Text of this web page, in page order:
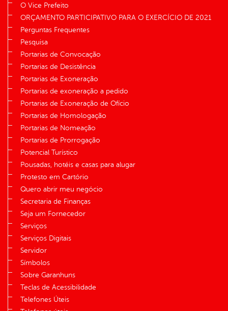
O Vice Prefeito
ORÇAMENTO PARTICIPATIVO PARA O EXERCÍCIO DE 2021
Perguntas Frequentes
Pesquisa
Portarias de Convocação
Portarias de Desistência
Portarias de Exoneração
Portarias de exoneração a pedido
Portarias de Exoneração de Ofício
Portarias de Homologação
Portarias de Nomeação
Portarias de Prorrogação
Potencial Turístico
Pousadas, hotéis e casas para alugar
Protesto em Cartório
Quero abrir meu negócio
Secretaria de Finanças
Seja um Fornecedor
Serviços
Serviços Digitais
Servidor
Símbolos
Sobre Garanhuns
Teclas de Acessibilidade
Telefones Úteis